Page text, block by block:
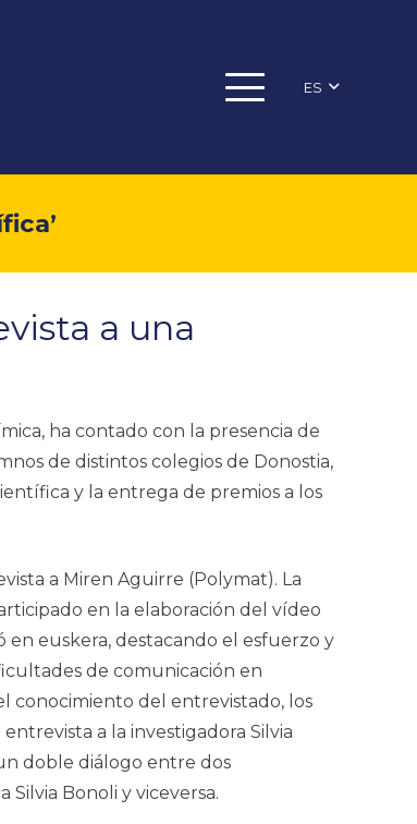
ES
a una
ha contado con la presencia de
de distintos colegios de Donostia,
y la entrega de premios a los
a Miren Aguirre (Polymat). La
en la elaboración del vídeo
en euskera, destacando el esfuerzo y
de comunicación en
conocimiento del entrevistado, los
a la investigadora Silvia
doble diálogo entre dos
Silvia Bonoli y viceversa.